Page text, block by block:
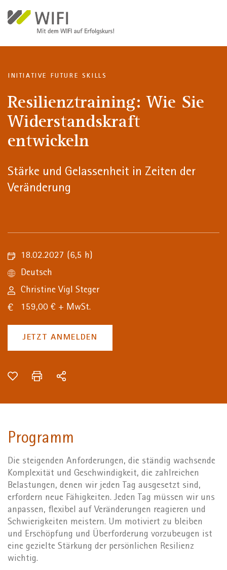
INITIATIVE FUTURE SKILLS
Resilienztraining: Wie Sie
Widerstandskraft
entwickeln
Stärke und Gelassenheit in Zeiten der
Veränderung
18.02.2027 (6,5 h)
Deutsch
Christine Vigl Steger
159,00 € + MwSt.
JETZT ANMELDEN
Programm
Die steigenden Anforderungen, die ständig wachsende
Komplexität und Geschwindigkeit, die zahlreichen
Belastungen, denen wir jeden Tag ausgesetzt sind,
erfordern neue Fähigkeiten. Jeden Tag müssen wir uns
anpassen, flexibel auf Veränderungen reagieren und
Schwierigkeiten meistern. Um motiviert zu bleiben
und Erschöpfung und Überforderung vorzubeugen ist
eine gezielte Stärkung der persönlichen Resilienz
wichtig.